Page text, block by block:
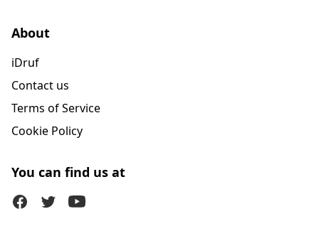
About
iDruf
Contact us
Terms of Service
Cookie Policy
You can find us at
FacebookTwitter (X)Youtube